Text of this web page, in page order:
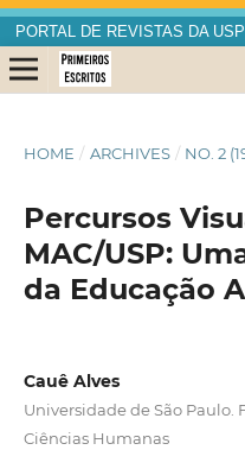
PORTAL DE REVISTAS DA USP
HOME / ARCHIVES / NO. 2
Percursos
MAC/USP:
da Educação
Cauê Alves
Universidade de São Paulo.
Ciências Humanas